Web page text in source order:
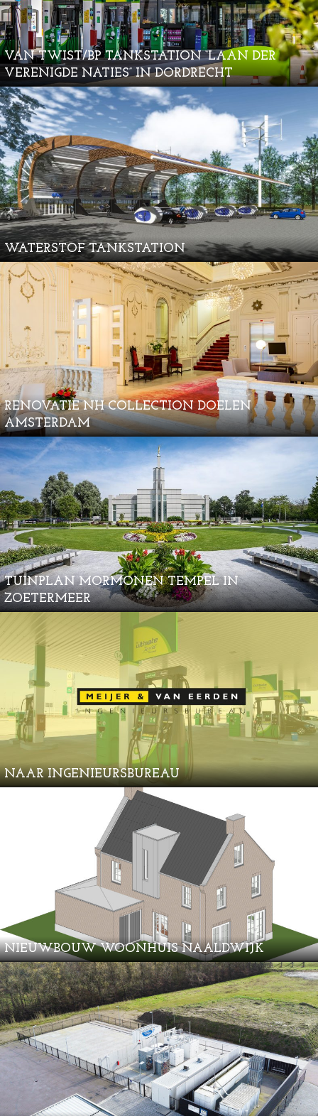
VAN TWIST/BP TANKSTATION “LAAN DER
VERENIGDE NATIES” IN DORDRECHT
WATERSTOF TANKSTATION
RENOVATIE NH COLLECTION DOELEN
AMSTERDAM
TUINPLAN MORMONEN TEMPEL IN
ZOETERMEER
NAAR INGENIEURSBUREAU
NIEUWBOUW WOONHUIS NAALDWIJK